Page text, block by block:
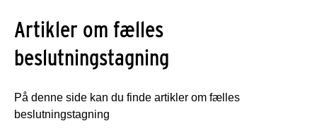
Artikler om fælles
beslutningstagning
På denne side kan du finde artikler om fælles
beslutningstagning